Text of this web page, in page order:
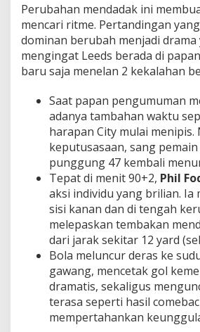
Perubahan mendadak ini
mencari ritme. Pertandingan
dominan berubah menjadi
mengingat Leeds berada di
baru saja menelan 2 kekalahan
Saat papan pengumuman
adanya tambahan waktu
harapan City mulai menipis.
keputusasaan, sang
punggung 47 kembali
Tepat di menit 90+2, Phil
aksi individu yang brilian. Ia
sisi kanan dan di tengah
melepaskan tembakan
dari jarak sekitar 12 yard
Bola meluncur deras ke
gawang, mencetak gol
dramatis, sekaligus
terasa seperti hasil
mempertahankan